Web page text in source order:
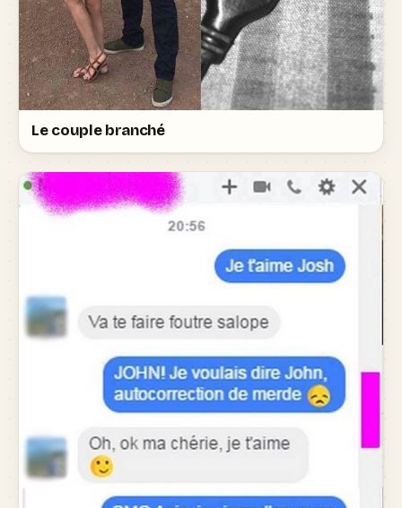
Le couple branché